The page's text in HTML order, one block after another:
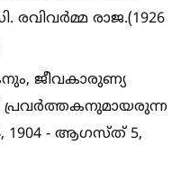
രവിവർമ്മ രാജ.(1926
ജീവകാരുണ്യ
പ്രവർത്തകനുമായരുന്ന
- ആഗസ്ത് 5,